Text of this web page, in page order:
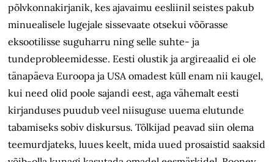
põlvkonna­kirjanik, kes ajavaimu eesliinil seistes pakub
minuealisele lugejale sissevaate otsekui võõrasse
eksootilisse suguharru ning selle suhte- ja
tundeprobleemidesse. Eesti olustik ja argireaalid ei ole
tänapäeva Euroopa ja USA omadest küll enam nii kaugel,
kui need olid poole sajandi eest, aga vähemalt eesti
kirjanduses puudub veel niisuguse uuema elutunde
tabamiseks sobiv diskursus. Tõlkijad peavad siin olema
teemurdjateks, luues keelt, mida uued prosaistid saaksid